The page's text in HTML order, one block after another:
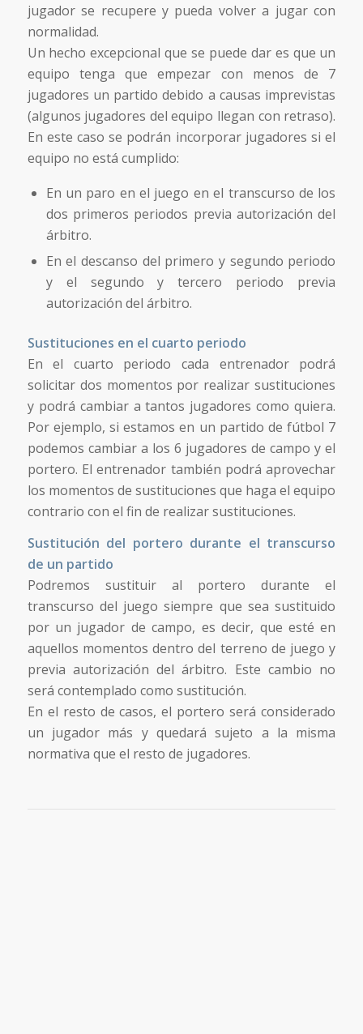
jugador se recupere y pueda volver a jugar con
normalidad.
Un hecho excepcional que se puede dar es que un
equipo tenga que empezar con menos de 7
jugadores un partido debido a causas imprevistas
(algunos jugadores del equipo llegan con retraso).
En este caso se podrán incorporar jugadores si el
equipo no está cumplido:
En un paro en el juego en el transcurso de los
dos primeros periodos previa autorización del
árbitro.
En el descanso del primero y segundo periodo
y el segundo y tercero periodo previa
autorización del árbitro.
Sustituciones en el cuarto periodo
En el cuarto periodo cada entrenador podrá
solicitar dos momentos por realizar sustituciones
y podrá cambiar a tantos jugadores como quiera.
Por ejemplo, si estamos en un partido de fútbol 7
podemos cambiar a los 6 jugadores de campo y el
portero. El entrenador también podrá aprovechar
los momentos de sustituciones que haga el equipo
contrario con el fin de realizar sustituciones.
Sustitución del portero durante el transcurso
de un partido
Podremos sustituir al portero durante el
transcurso del juego siempre que sea sustituido
por un jugador de campo, es decir, que esté en
aquellos momentos dentro del terreno de juego y
previa autorización del árbitro. Este cambio no
será contemplado como sustitución.
En el resto de casos, el portero será considerado
un jugador más y quedará sujeto a la misma
normativa que el resto de jugadores.